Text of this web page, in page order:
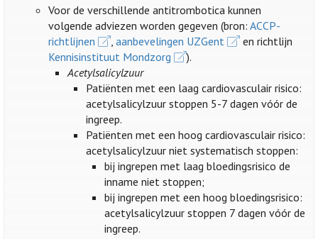
Voor de verschillende antitrombotica kunnen
volgende adviezen worden gegeven (bron:ACCP-
richtlijnen
,aanbevelingen UZGent
en richtlijn
Kennisinstituut Mondzorg
).
Acetylsalicylzuur
Patiënten met een laag cardiovasculair risico:
acetylsalicylzuur stoppen 5-7 dagen vóór de
ingreep.
Patiënten met een hoog cardiovasculair risico:
acetylsalicylzuur niet systematisch stoppen:
bij ingrepen met laag bloedingsrisico de
inname niet stoppen;
bij ingrepen met een hoog bloedingsrisico:
acetylsalicylzuur stoppen 7 dagen vóór de
ingreep.